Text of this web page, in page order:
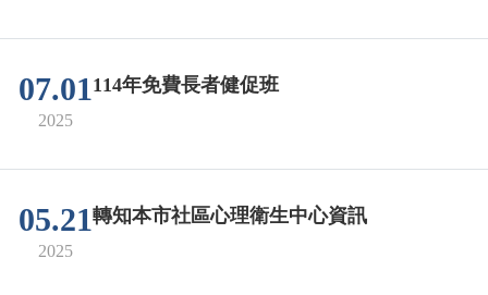
07.01
2025
114年免費長者健促班
05.21
2025
轉知本市社區心理衛生中心資訊